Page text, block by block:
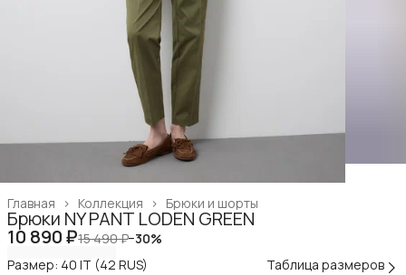
Брюки и шорты
Коллекция ›
Главная ›
Брюки NY PANT LODEN GREEN
10 890 ₽15 490 ₽−30%
Размер: 40 IT (42 RUS)
Таблица размеров